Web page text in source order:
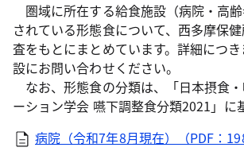
圏域に所在する給食施設（病院・高
されている形態食について、西多摩保
査をもとにまとめています。詳細につ
設にお問い合わせください。
なお、形態食の分類は、「日本摂食
ーション学会 嚥下調整食分類2021」に
病院（令和7年8月現在）（PDF：